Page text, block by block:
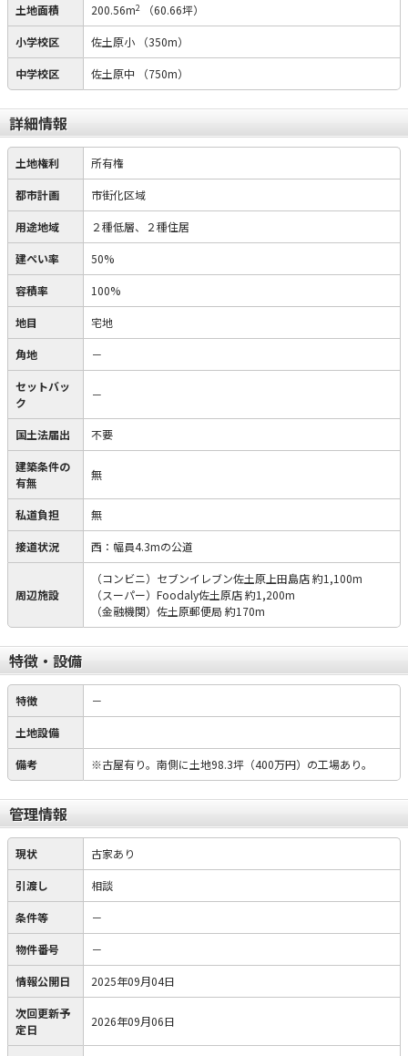
土地面積 200.56m2 （60.66坪）
小学校区 佐土原小 （350m）
中学校区 佐土原中 （750m）
詳細情報
土地権利 所有権
都市計画 市街化区域
用途地域 ２種低層、２種住居
建ぺい率 50%
容積率 100%
地目 宅地
角地 －
セットバッ
ク
－
国土法届出 不要
建築条件の
有無
無
私道負担 無
接道状況 西：幅員4.3mの公道
周辺施設
（コンビニ）セブンイレブン佐土原上田島店 約1,100m
（スーパー）Foodaly佐土原店 約1,200m
（金融機関）佐土原郵便局 約170m
特徴・設備
特徴 －
土地設備
備考 ※古屋有り。南側に土地98.3坪（400万円）の工場あり。
管理情報
現状 古家あり
引渡し 相談
条件等 －
物件番号 －
情報公開日 2025年09月04日
次回更新予
定日
2026年09月06日